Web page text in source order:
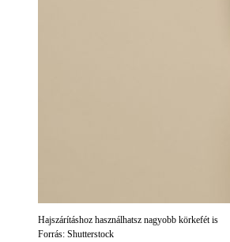
Hajszárításhoz használhatsz nagyobb körkefét is
Forrás: Shutterstock